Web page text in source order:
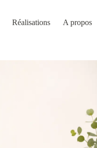
Réalisations A propos